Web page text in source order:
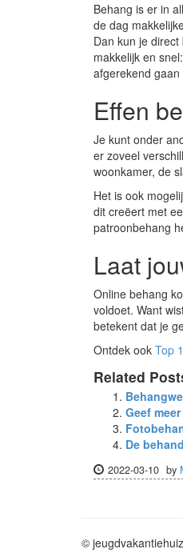
Behang is er in
de dag
Dan kun je
makkelijk en
afgerekend
Effen
Je kunt onder
er zoveel
woonkamer, de
Het is ook
dit creëert met
patroonbehang
Laat
Online behang
voldoet. Want
betekent dat je
Ontdek ook Top
Related
Geef
De
2022-03-10 by
©